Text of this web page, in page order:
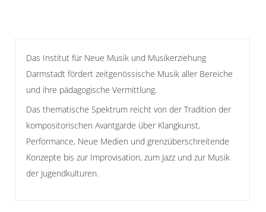
Das Institut für Neue Musik und Musikerziehung
Darmstadt fördert zeitgenössische Musik aller Bereiche
und ihre pädagogische Vermittlung.
Das thematische Spektrum reicht von der Tradition der
kompositorischen Avantgarde über Klangkunst,
Performance, Neue Medien und grenzüberschreitende
Konzepte bis zur Improvisation, zum Jazz und zur Musik
der Jugendkulturen.